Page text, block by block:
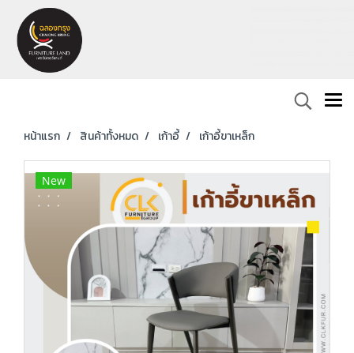
หน้าแรก สินค้าทั้งหมด เก้าอี้ เก้าอี้ขาเหล็ก
New